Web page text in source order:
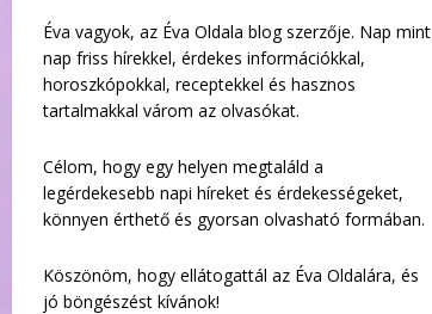
Éva vagyok, az Éva Oldala blog szerzője. Nap mint
nap friss hírekkel, érdekes információkkal,
horoszkópokkal, receptekkel és hasznos
tartalmakkal várom az olvasókat.
Célom, hogy egy helyen megtaláld a
legérdekesebb napi híreket és érdekességeket,
könnyen érthető és gyorsan olvasható formában.
Köszönöm, hogy ellátogattál az Éva Oldalára, és
jó böngészést kívánok!